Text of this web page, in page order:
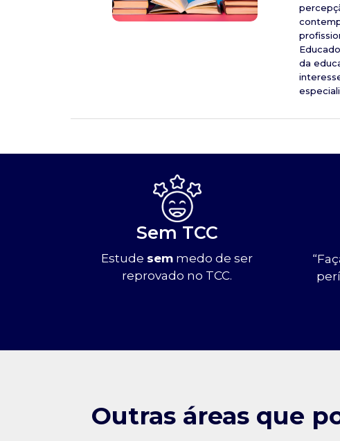
da
Sem TCC
Estude sem medo de ser
reprovado no TCC.
Outras áreas que